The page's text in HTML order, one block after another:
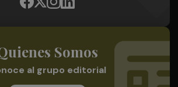
Somos
al grupo editorial